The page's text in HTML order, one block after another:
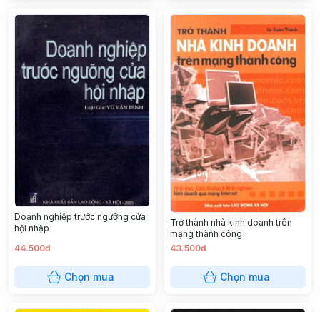
Doanh nghiệp trước ngưỡng cửa
hội nhập
44.500đ
Chọn mua
Trở thành nhà kinh doanh trên
mạng thành công
43.500đ
Chọn mua